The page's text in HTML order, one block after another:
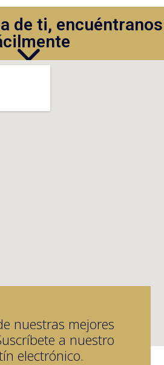
de ti, encuéntranos
nuestras mejores
a nuestro
electrónico.